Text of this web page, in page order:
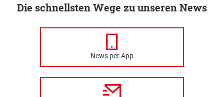
Die schnellsten Wege zu unseren News
News per App